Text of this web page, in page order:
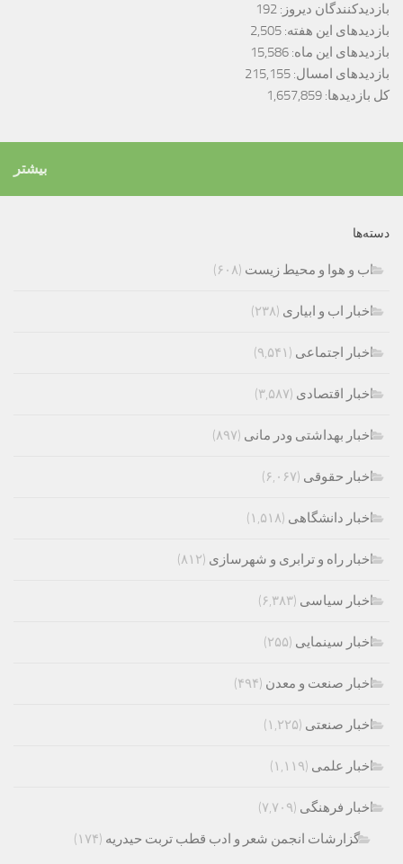
بازدیدکنندگان دیروز: 192
بازدیدهای این هفته: 2,505
بازدیدهای این ماه: 15,586
بازدیدهای امسال: 215,155
کل بازدیدها: 1,657,859
بیشتر
دسته‌ها
اب و هوا و محیط زیست (۶۰۸)
اخبار اب و ابیاری (۲۳۸)
اخبار اجتماعی (۹,۵۴۱)
اخبار اقتصادی (۳,۵۸۷)
اخبار بهداشتی ودر مانی (۸۹۷)
اخبار حقوقی (۶,۰۶۷)
اخبار دانشگاهی (۱,۵۱۸)
اخبار راه و ترابری و شهرسازی (۸۱۲)
اخبار سیاسی (۶,۳۸۳)
اخبار سینمایی (۲۵۵)
اخبار صنعت و معدن (۴۹۴)
اخبار صنعتی (۱,۲۲۵)
اخبار علمی (۱,۱۱۹)
اخبار فرهنگی (۷,۷۰۹)
گزارشات انجمن شعر و ادب قطب تربت حیدریه (۱۷۴)